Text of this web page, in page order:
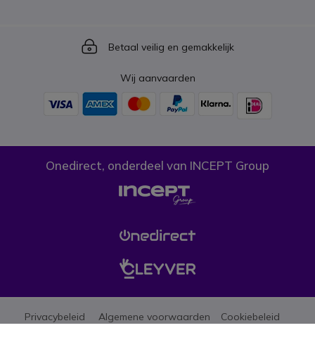
Icon
Betaal veilig en gemakkelijk
Wij aanvaarden
Onedirect, onderdeel van INCEPT Group
Privacybeleid Algemene voorwaarden Cookiebeleid